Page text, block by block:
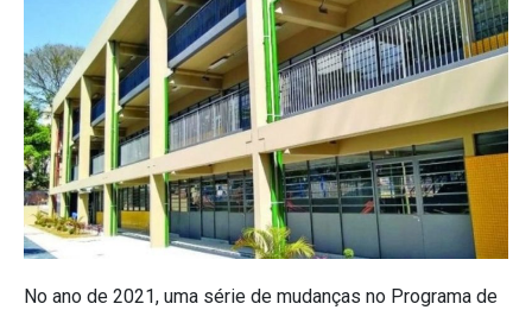
No ano de 2021, uma série de mudanças no Programa de